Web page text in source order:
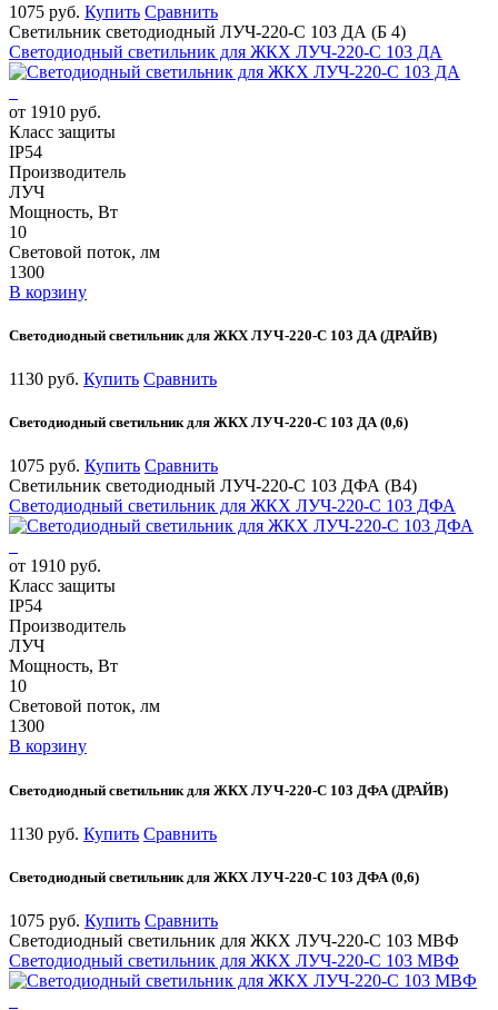
1075 руб. Купить Сравнить
Светильник светодиодный ЛУЧ-220-С 103 ДА (Б 4)
Светодиодный светильник для ЖКХ ЛУЧ-220-С 103 ДА
от 1910 руб.
Класс защиты
IP54
Производитель
ЛУЧ
Мощность, Вт
10
Световой поток, лм
1300
В корзину
Светодиодный светильник для ЖКХ ЛУЧ-220-С 103 ДА (ДРАЙВ)
1130 руб. Купить Сравнить
Светодиодный светильник для ЖКХ ЛУЧ-220-С 103 ДА (0,6)
1075 руб. Купить Сравнить
Светильник светодиодный ЛУЧ-220-С 103 ДФА (В4)
Светодиодный светильник для ЖКХ ЛУЧ-220-С 103 ДФА
от 1910 руб.
Класс защиты
IP54
Производитель
ЛУЧ
Мощность, Вт
10
Световой поток, лм
1300
В корзину
Светодиодный светильник для ЖКХ ЛУЧ-220-С 103 ДФА (ДРАЙВ)
1130 руб. Купить Сравнить
Светодиодный светильник для ЖКХ ЛУЧ-220-С 103 ДФА (0,6)
1075 руб. Купить Сравнить
Светодиодный светильник для ЖКХ ЛУЧ-220-С 103 МВФ
Светодиодный светильник для ЖКХ ЛУЧ-220-С 103 МВФ